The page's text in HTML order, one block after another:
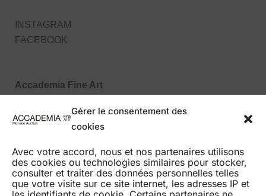
Gérer le consentement des
cookies
Avec votre accord, nous et nos partenaires utilisons
des cookies ou technologies similaires pour stocker,
consulter et traiter des données personnelles telles
que votre visite sur ce site internet, les adresses IP et
INSTAGRAM
FACEBOOK
Accademia Fine Art
98000 Monaco MC
Tel : +377 99 99 86 70